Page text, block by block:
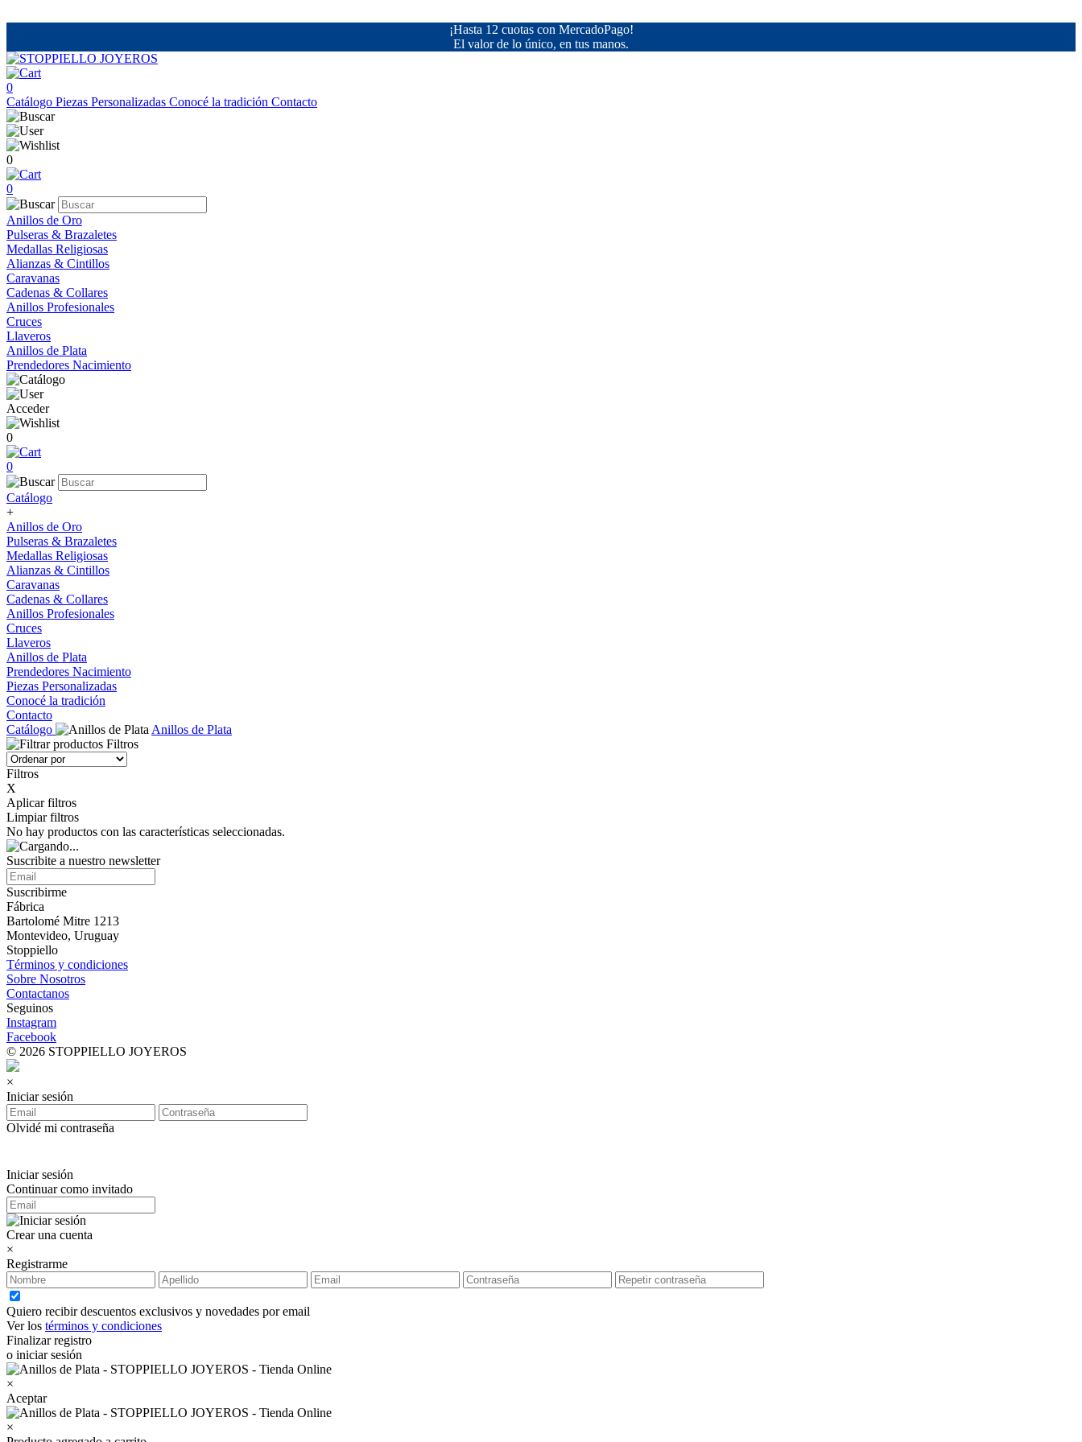
¡Hasta 12 cuotas con MercadoPago!
El valor de lo único, en tus manos.
0
Catálogo Piezas Personalizadas Conocé la tradición Contacto
0
0
Anillos de Oro
Pulseras & Brazaletes
Medallas Religiosas
Alianzas & Cintillos
Caravanas
Cadenas & Collares
Anillos Profesionales
Cruces
Llaveros
Anillos de Plata
Prendedores Nacimiento
Acceder
0
0
Catálogo
+
Anillos de Oro
Pulseras & Brazaletes
Medallas Religiosas
Alianzas & Cintillos
Caravanas
Cadenas & Collares
Anillos Profesionales
Cruces
Llaveros
Anillos de Plata
Prendedores Nacimiento
Piezas Personalizadas
Conocé la tradición
Contacto
Catálogo
Anillos de Plata
Filtros
Filtros
X
Aplicar filtros
Limpiar filtros
No hay productos con las características seleccionadas.
Suscribite a nuestro newsletter
Suscribirme
Fábrica
Bartolomé Mitre 1213
Montevideo, Uruguay
Stoppiello
Términos y condiciones
Sobre Nosotros
Contactanos
Seguinos
Instagram
Facebook
© 2026 STOPPIELLO JOYEROS
×
Iniciar sesión
Olvidé mi contraseña
Iniciar sesión
Continuar como invitado
Crear una cuenta
×
Registrarme
Quiero recibir descuentos exclusivos y novedades por email
Ver los términos y condiciones
Finalizar registro
o iniciar sesión
×
Aceptar
×